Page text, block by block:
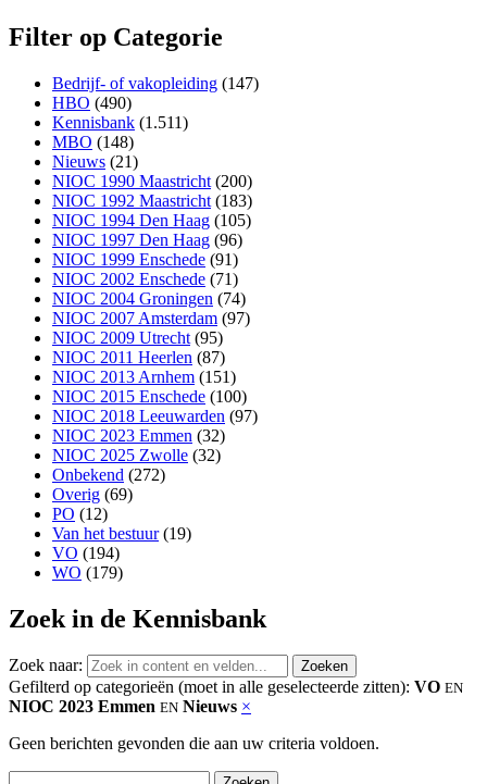
Filter op Categorie
Bedrijf- of vakopleiding (147)
HBO (490)
Kennisbank (1.511)
MBO (148)
Nieuws (21)
NIOC 1990 Maastricht (200)
NIOC 1992 Maastricht (183)
NIOC 1994 Den Haag (105)
NIOC 1997 Den Haag (96)
NIOC 1999 Enschede (91)
NIOC 2002 Enschede (71)
NIOC 2004 Groningen (74)
NIOC 2007 Amsterdam (97)
NIOC 2009 Utrecht (95)
NIOC 2011 Heerlen (87)
NIOC 2013 Arnhem (151)
NIOC 2015 Enschede (100)
NIOC 2018 Leeuwarden (97)
NIOC 2023 Emmen (32)
NIOC 2025 Zwolle (32)
Onbekend (272)
Overig (69)
PO (12)
Van het bestuur(19)
VO (194)
WO (179)
Zoek in de Kennisbank
Zoek naar:
Gefilterd op categorieën (moet in alle geselecteerde zitten): VO EN
NIOC 2023 Emmen EN Nieuws ×
Geen berichten gevonden die aan uw criteria voldoen.